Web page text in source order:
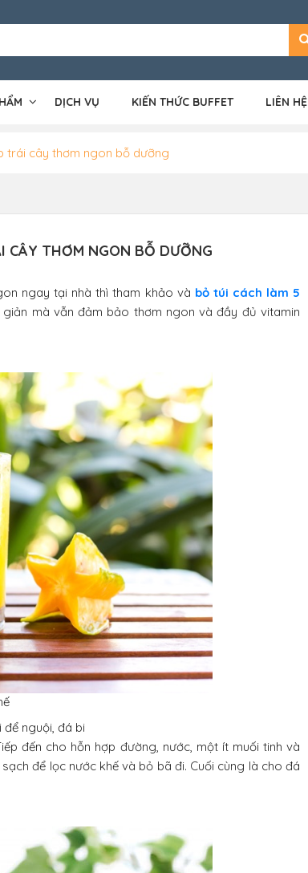
DỊCH VỤ KIẾN THỨC BUFFET LIÊN HỆ
trái cây thơm ngon bỗ dưỡng
CÂY THƠM NGON BỖ DƯỠNG
ngay tại nhà thì tham khảo và bỏ túi cách làm 5
mà vẫn đảm bảo thơm ngon và đầy đủ vitamin
để nguội, đá bi
đến cho hỗn hợp đường, nước, một ít muối tinh và
để lọc nước khế và bỏ bã đi. Cuối cùng là cho đá